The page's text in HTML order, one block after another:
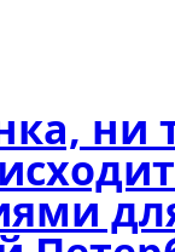
ни